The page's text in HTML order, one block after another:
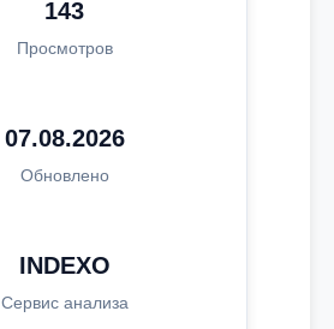
143
Просмотров
07.08.2026
Обновлено
INDEXO
Сервис анализа